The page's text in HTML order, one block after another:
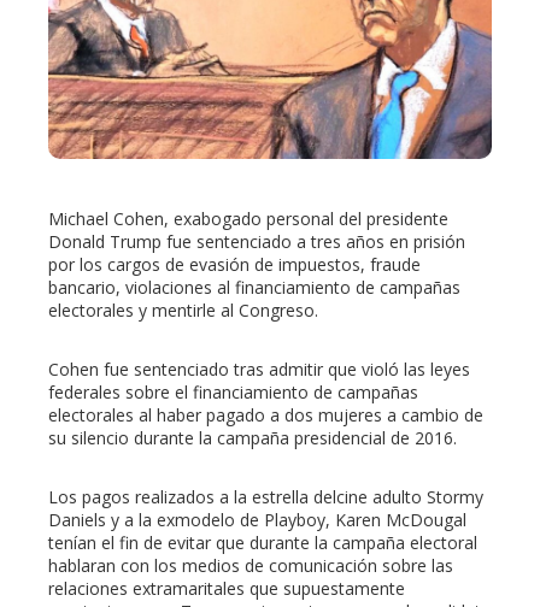
Michael Cohen, exabogado personal del presidente
Donald Trump fue sentenciado a tres años en prisión
por los cargos de evasión de impuestos, fraude
bancario, violaciones al financiamiento de campañas
electorales y mentirle al Congreso.
Cohen fue sentenciado tras admitir que violó las leyes
federales sobre el financiamiento de campañas
electorales al haber pagado a dos mujeres a cambio de
su silencio durante la campaña presidencial de 2016.
Los pagos realizados a la estrella delcine adulto Stormy
Daniels y a la exmodelo de Playboy, Karen McDougal
tenían el fin de evitar que durante la campaña electoral
hablaran con los medios de comunicación sobre las
relaciones extramaritales que supuestamente